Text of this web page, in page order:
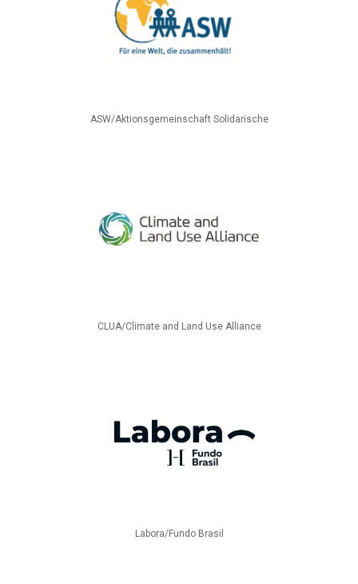
ASW/Aktionsgemeinschaft Solidarische
CLUA/Climate and Land Use Alliance
Labora/Fundo Brasil